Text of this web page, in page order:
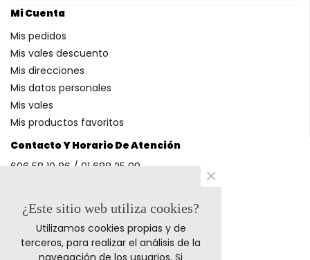
Contacto Y Horario De Atención
606 58 10 86 / 91 688 25 99
Métodos De Pago
Mi Cuenta
Mis pedidos
Mis vales descuento
Mis direcciones
Mis datos personales
Mis vales
Mis productos favoritos
¿Este sitio web utiliza cookies?
Utilizamos cookies propias y de
terceros, para realizar el análisis de la
navegación de los usuarios. Si
×